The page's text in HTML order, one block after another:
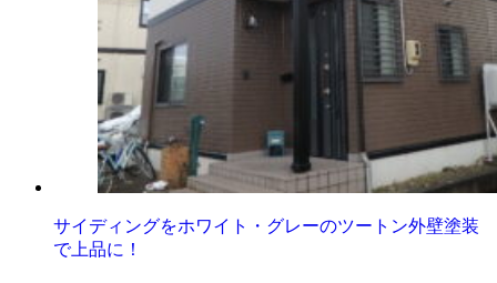
サイディングをホワイト・グレーのツートン外壁塗装
で上品に！